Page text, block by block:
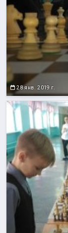
28 янв. 2019 г.